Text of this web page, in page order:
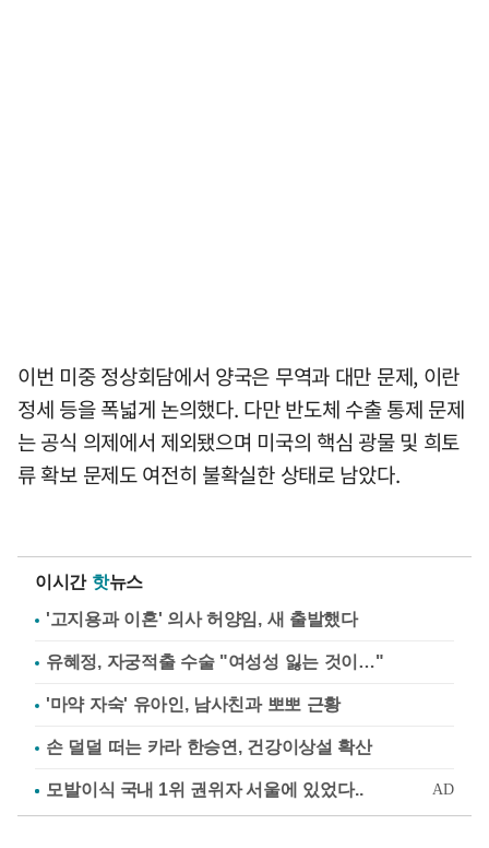
이번 미중 정상회담에서 양국은 무역과 대만 문제, 이란
정세 등을 폭넓게 논의했다. 다만 반도체 수출 통제 문제
는 공식 의제에서 제외됐으며 미국의 핵심 광물 및 희토
류 확보 문제도 여전히 불확실한 상태로 남았다.
이시간 핫뉴스
'고지용과 이혼' 의사 허양임, 새 출발했다
유혜정, 자궁적출 수술 "여성성 잃는 것이…"
'마약 자숙' 유아인, 남사친과 뽀뽀 근황
손 덜덜 떠는 카라 한승연, 건강이상설 확산